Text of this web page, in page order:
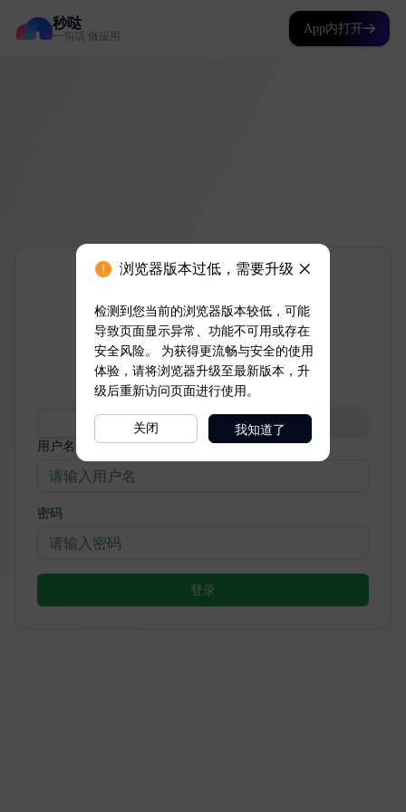
秒哒
一句话 做应用
App内打开
浏览器版本过低，需要升级
检测到您当前的浏览器版本较低，可能
导致页面显示异常、功能不可用或存在
安全风险。 为获得更流畅与安全的使用
体验，请将浏览器升级至最新版本，升
级后重新访问页面进行使用。
关闭 我知道了